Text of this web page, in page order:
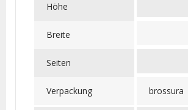
Höhe
Breite
Seiten
Verpackung brossura